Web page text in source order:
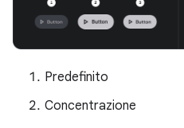
Predefinito
Concentrazione